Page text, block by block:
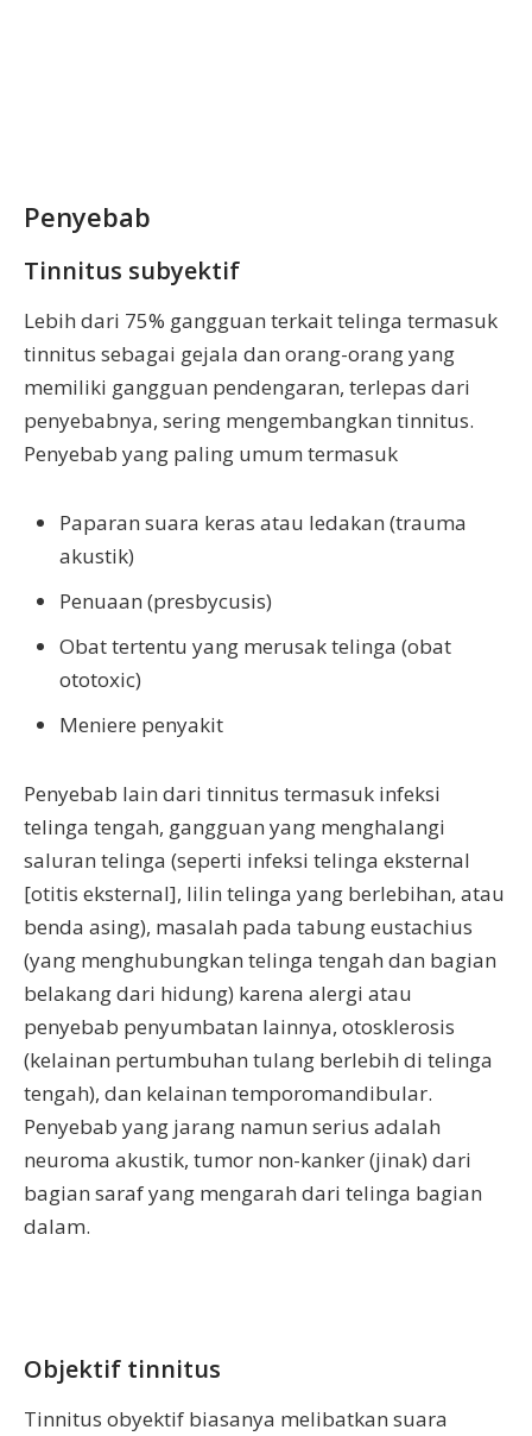
Penyebab
Tinnitus subyektif
Lebih dari 75% gangguan terkait telinga termasuk
tinnitus sebagai gejala dan orang-orang yang
memiliki gangguan pendengaran, terlepas dari
penyebabnya, sering mengembangkan tinnitus.
Penyebab yang paling umum termasuk
Paparan suara keras atau ledakan (trauma
akustik)
Penuaan (presbycusis)
Obat tertentu yang merusak telinga (obat
ototoxic)
Meniere penyakit
Penyebab lain dari tinnitus termasuk infeksi
telinga tengah, gangguan yang menghalangi
saluran telinga (seperti infeksi telinga eksternal
[otitis eksternal], lilin telinga yang berlebihan, atau
benda asing), masalah pada tabung eustachius
(yang menghubungkan telinga tengah dan bagian
belakang dari hidung) karena alergi atau
penyebab penyumbatan lainnya, otosklerosis
(kelainan pertumbuhan tulang berlebih di telinga
tengah), dan kelainan temporomandibular.
Penyebab yang jarang namun serius adalah
neuroma akustik, tumor non-kanker (jinak) dari
bagian saraf yang mengarah dari telinga bagian
dalam.
Objektif tinnitus
Tinnitus obyektif biasanya melibatkan suara